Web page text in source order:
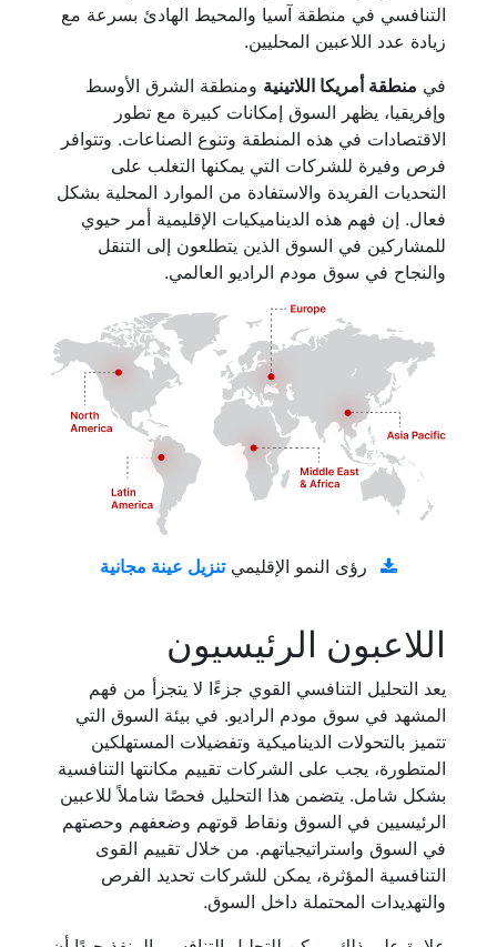
التنافسي في منطقة آسيا والمحيط الهادئ بسرعة مع
زيادة عدد اللاعبين المحليين.
في منطقة أمريكا اللاتينية ومنطقة الشرق الأوسط
وإفريقيا، يظهر السوق إمكانات كبيرة مع تطور
الاقتصادات في هذه المنطقة وتنوع الصناعات. وتتوافر
فرص وفيرة للشركات التي يمكنها التغلب على
التحديات الفريدة والاستفادة من الموارد المحلية بشكل
فعال. إن فهم هذه الديناميكيات الإقليمية أمر حيوي
للمشاركين في السوق الذين يتطلعون إلى التنقل
والنجاح في سوق مودم الراديو العالمي.
رؤى النمو الإقليمي
اللاعبون الرئيسيون
يعد التحليل التنافسي القوي جزءًا لا يتجزأ من فهم
المشهد في سوق مودم الراديو. في بيئة السوق التي
تتميز بالتحولات الديناميكية وتفضيلات المستهلكين
المتطورة، يجب على الشركات تقييم مكانتها التنافسية
بشكل شامل. يتضمن هذا التحليل فحصًا شاملاً للاعبين
الرئيسيين في السوق ونقاط قوتهم وضعفهم وحصتهم
في السوق واستراتيجياتهم. من خلال تقييم القوى
التنافسية المؤثرة، يمكن للشركات تحديد الفرص
والتهديدات المحتملة داخل السوق.